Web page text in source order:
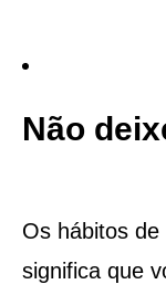
Não
Os hábitos
significa que